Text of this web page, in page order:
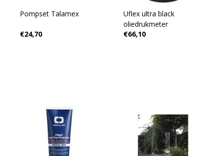
Pompset Talamex
€24,70
Uflex ultra black
oliedrukmeter
€66,10